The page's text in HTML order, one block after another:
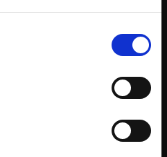
Koulutuksen sisältö on uudistettu 17.12.2025. Tämä